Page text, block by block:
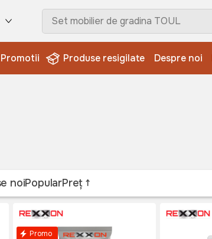
Promotii Produse resigilate Despre noi
noiPopularPreț
Promo